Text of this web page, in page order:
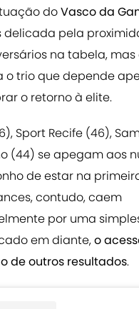
doVasco da
delicada pela
na tabela, mas
o trio que depende
o retorno à elite.
Sport Recife (46),
(44) se apegam aos
de estar na
contudo, caem
por uma
em diante,o
de outros resultados.